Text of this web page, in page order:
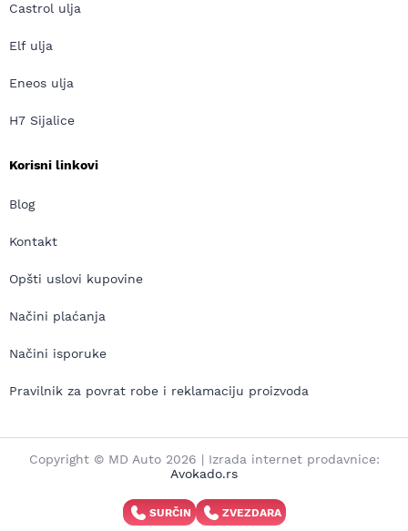
Castrol ulja
Elf ulja
Eneos ulja
H7 Sijalice
Korisni linkovi
Blog
Kontakt
Opšti uslovi kupovine
Načini plaćanja
Načini isporuke
Pravilnik za povrat robe i reklamaciju proizvoda
Copyright © MD Auto 2026 | Izrada internet prodavnice:
Avokado.rs
SURČIN ZVEZDARA